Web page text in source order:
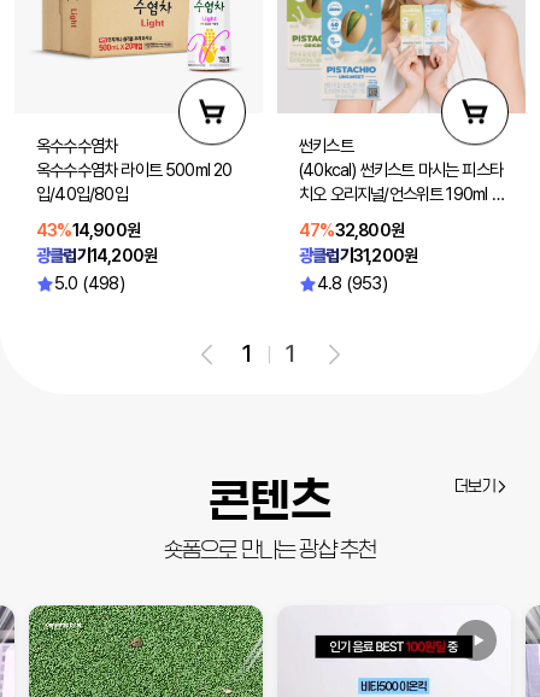
옥수수수염차
옥수수수염차 라이트 500ml 20
입/40입/80입
43%14,900원
광클럽가 14,200원
5.0 (498)
썬키스트
(40kcal) 썬키스트 마시는 피스타
치오 오리지널/언스위트 190ml 4
8입(선택2)
47%32,800원
광클럽가 31,200원
4.8 (953)
1 1
콘텐츠 더보기
숏폼으로 만나는 광샵 추천